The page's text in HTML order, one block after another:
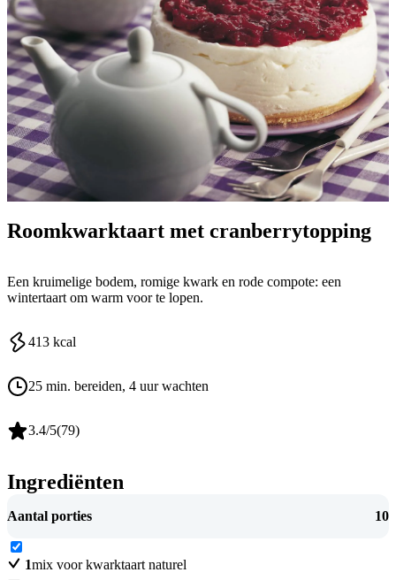
Roomkwarktaart met cranberrytopping
Een kruimelige bodem, romige kwark en rode compote: een
wintertaart om warm voor te lopen.
413 kcal
25 min. bereiden, 4 uur wachten
3.4/5(79)
Ingrediënten
Aantal porties 10
1mix voor kwarktaart naturel